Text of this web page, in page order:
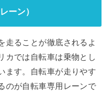
ーン）
走ることが徹底されるよ
カでは自転車は乗物とし
ます。自転車が走りやす
のが自転車専用レーンで